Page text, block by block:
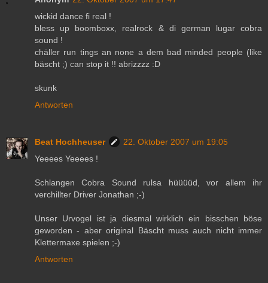
wickid dance fi real !
bless up boomboxx, realrock & di german lugar cobra
sound !
chäller run tings an none a dem bad minded people (like
bäscht ;) can stop it !! abrizzzz :D
skunk
Antworten
Beat Hochheuser
22. Oktober 2007 um 19:05
Yeeees Yeeees !
Schlangen Cobra Sound rulsa hüüüüd, vor allem ihr
verchillter Driver Jonathan ;-)
Unser Urvogel ist ja diesmal wirklich ein bisschen böse
geworden - aber original Bäscht muss auch nicht immer
Klettermaxe spielen ;-)
Antworten